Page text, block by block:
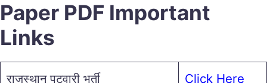
Paper PDF Important
Links
राजस्थान पटवारी भर्ती Click Here